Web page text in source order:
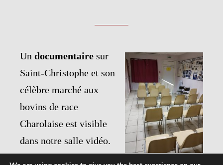
Un documentaire sur
Saint-Christophe et son
célèbre marché aux
bovins de race
Charolaise est visible
dans notre salle vidéo.